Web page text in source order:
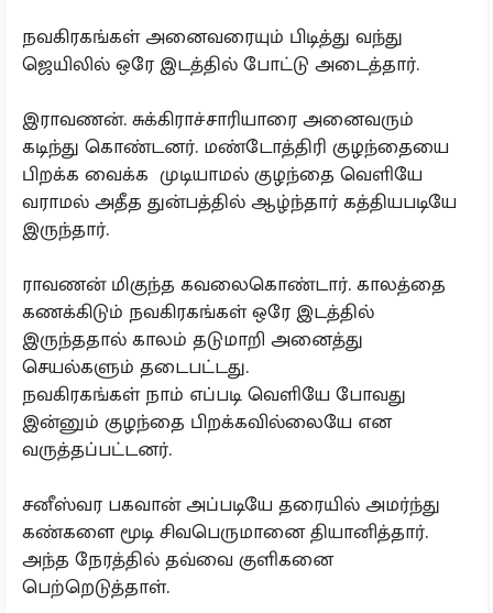
நவகிரகங்கள் அனைவரையும் பிடித்து வந்து
ஜெயிலில் ஒரே இடத்தில் போட்டு அடைத்தார்.
இராவணன். சுக்கிராச்சாரியாரை அனைவரும்
கடிந்து கொண்டனர். மண்டோத்திரி குழந்தையை
பிறக்க வைக்க முடியாமல் குழந்தை வெளியே
வராமல் அதீத துன்பத்தில் ஆழ்ந்தார் கத்தியபடியே
இருந்தார்.
ராவணன் மிகுந்த கவலைகொண்டார். காலத்தை
கணக்கிடும் நவகிரகங்கள் ஒரே இடத்தில்
இருந்ததால் காலம் தடுமாறி அனைத்து
செயல்களும் தடைபட்டது.
நவகிரகங்கள் நாம் எப்படி வெளியே போவது
இன்னும் குழந்தை பிறக்கவில்லையே என
வருத்தப்பட்டனர்.
சனீஸ்வர பகவான் அப்படியே தரையில் அமர்ந்து
கண்களை மூடி சிவபெருமானை தியானித்தார்.
அந்த நேரத்தில் தவ்வை குளிகனை
பெற்றெடுத்தாள்.